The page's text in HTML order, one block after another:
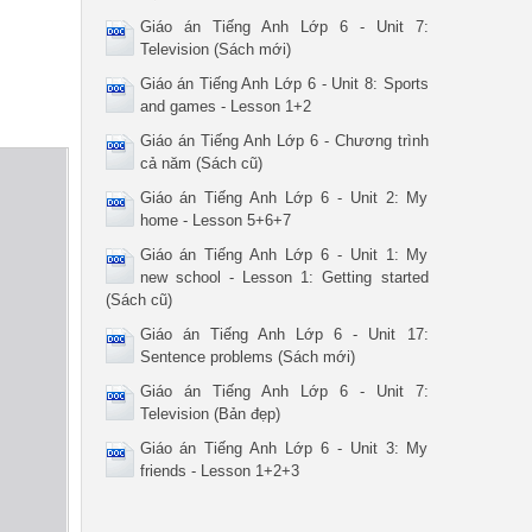
Giáo án Tiếng Anh Lớp 6 - Unit 7:
Television (Sách mới)
Giáo án Tiếng Anh Lớp 6 - Unit 8: Sports
and games - Lesson 1+2
Giáo án Tiếng Anh Lớp 6 - Chương trình
cả năm (Sách cũ)
Giáo án Tiếng Anh Lớp 6 - Unit 2: My
home - Lesson 5+6+7
Giáo án Tiếng Anh Lớp 6 - Unit 1: My
new school - Lesson 1: Getting started
(Sách cũ)
Giáo án Tiếng Anh Lớp 6 - Unit 17:
Sentence problems (Sách mới)
Giáo án Tiếng Anh Lớp 6 - Unit 7:
Television (Bản đẹp)
Giáo án Tiếng Anh Lớp 6 - Unit 3: My
friends - Lesson 1+2+3